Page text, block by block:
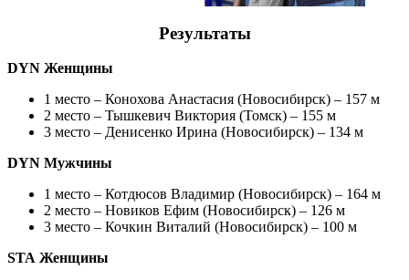
Результаты
DYN Женщины
1 место – Конохова Анастасия (Новосибирск) – 157 м
2 место – Тышкевич Виктория (Томск) – 155 м
3 место – Денисенко Ирина (Новосибирск) – 134 м
DYN Мужчины
1 место – Котдюсов Владимир (Новосибирск) – 164 м
2 место – Новиков Ефим (Новосибирск) – 126 м
3 место – Кочкин Виталий (Новосибирск) – 100 м
STA Женщины